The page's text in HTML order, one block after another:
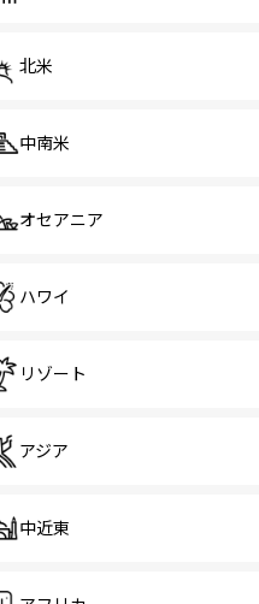
北米
中南米
オセアニア
ハワイ
リゾート
アジア
中近東